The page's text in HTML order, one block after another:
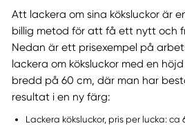
Att lackera om sina köksluckor är
billig metod för att få ett nytt och
Nedan är ett prisexempel på
lackera om köksluckor med en
bredd på 60 cm, där man har
resultat i en ny färg:
Lackera köksluckor, pris per lucka: ca